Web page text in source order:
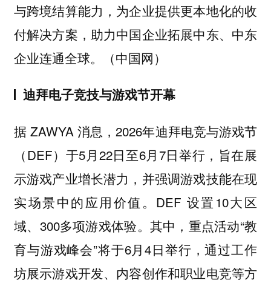
与跨境结算能力，为企业提供更本地化的收
付解决方案，助力中国企业拓展中东、中东
企业连通全球。（中国网）
迪拜电子竞技与游戏节开幕
据 ZAWYA 消息，2026年迪拜电竞与游戏节
（DEF）于5月22日至6月7日举行，旨在展
示游戏产业增长潜力，并强调游戏技能在现
实场景中的应用价值。DEF 设置10大区
域、300多项游戏体验。其中，重点活动“教
育与游戏峰会”将于6月4日举行，通过工作
坊展示游戏开发、内容创作和职业电竞等方